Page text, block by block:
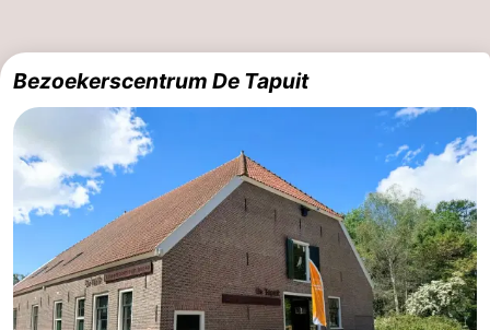
Bezoekerscentrum De Tapuit